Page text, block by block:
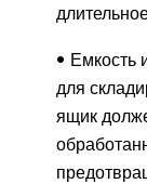
Емкость
для
ящик